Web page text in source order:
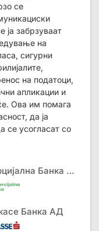
се
ја забрзуваат
на
сигурни
на податоци,
апликации и
Ова им помага
да ја
се усогласат со
Комерцијална Банка АД
Банка АД